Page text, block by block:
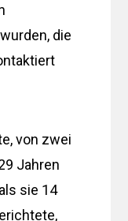
die
von zwei
Jahren
sie 14